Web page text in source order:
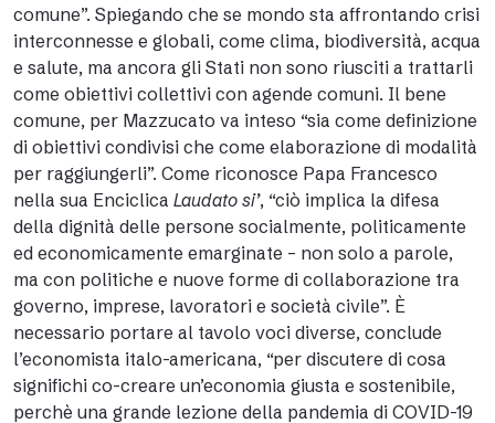
comune”. Spiegando che se mondo sta affrontando crisi
interconnesse e globali, come clima, biodiversità, acqua
e salute, ma ancora gli Stati non sono riusciti a trattarli
come obiettivi collettivi con agende comuni. Il bene
comune, per Mazzucato va inteso “sia come definizione
di obiettivi condivisi che come elaborazione di modalità
per raggiungerli”. Come riconosce Papa Francesco
nella sua Enciclica Laudato si’, “ciò implica la difesa
della dignità delle persone socialmente, politicamente
ed economicamente emarginate – non solo a parole,
ma con politiche e nuove forme di collaborazione tra
governo, imprese, lavoratori e società civile”. È
necessario portare al tavolo voci diverse, conclude
l’economista italo-americana, “per discutere di cosa
significhi co-creare un’economia giusta e sostenibile,
perchè una grande lezione della pandemia di COVID-19